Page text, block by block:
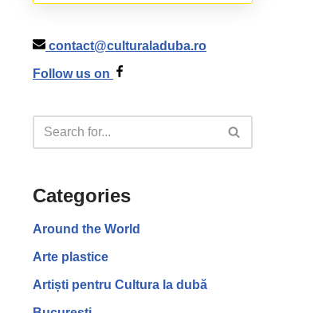
contact@culturaladuba.ro
Follow us on
Categories
Around the World
Arte plastice
Artiști pentru Cultura la dubă